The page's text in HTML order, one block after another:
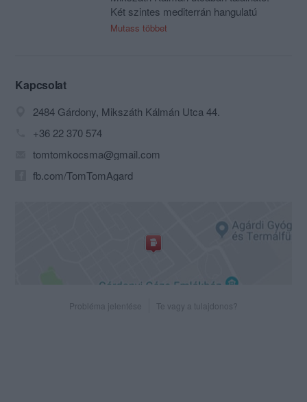
Két szintes mediterrán hangulatú
épületében és teraszán a dohányzók és
akik a szeparált csendes részben
fogyaszthatja a pultnál kiszolgált
innivalóját.
Mutass többet
Kapcsolat
2484 Gárdony, Mikszáth Kálmán Utca 44.
+36 22 370 574
tomtomkocsma@gmail.com
fb.com/TomTomAgard
Probléma jelentése Te vagy a tulajdonos?